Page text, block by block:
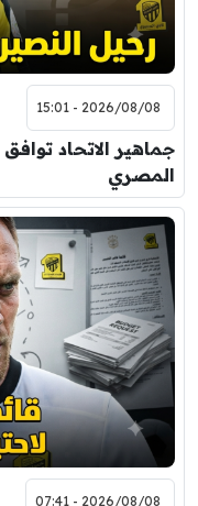
2026/08/08 - 15:01
جماهير الاتحاد
المصري
2026/08/08 - 07:41